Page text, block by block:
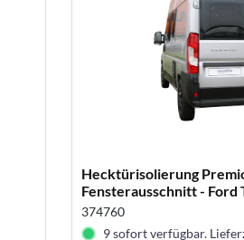
Hecktürisolierung
Fensterausschnitt - Ford
374760
9 sofort verfügbar.